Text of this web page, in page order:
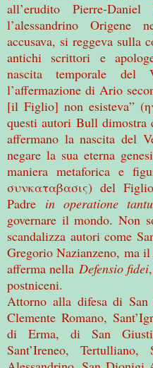
all’erudito Pierre-
l’alessandrino Origene
accusava, si reggeva sulla
antichi scrittori e
nascita temporale del
l’affermazione di Ario
[il Figlio] non esisteva”
questi autori Bull dimostra
affermano la nascita del
negare la sua eterna
maniera metaforica e
συνκαταβασις) del
Padre in operatione
governare il mondo. Non
scandalizza autori come
Gregorio Nazianzeno, ma
afferma nella Defensio fidei
postniceni.
Attorno alla difesa di San
Clemente Romano,
di Erma, di San
Sant’Ireneo,